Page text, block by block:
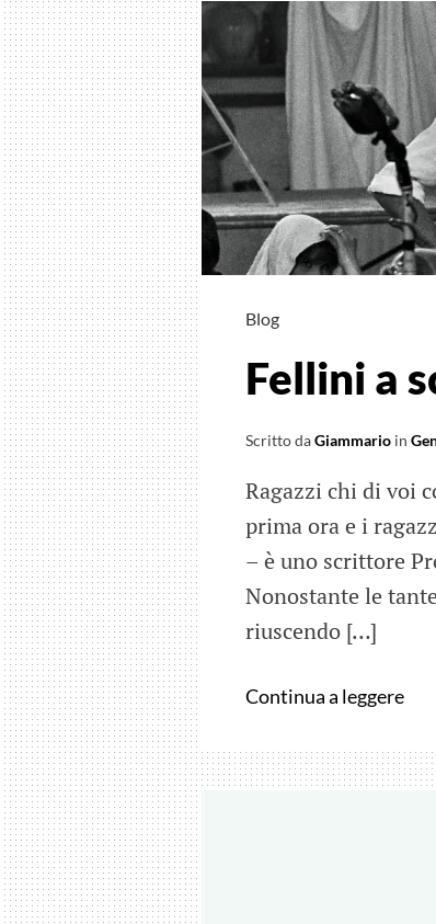
Blog
Fellini a
Scritto daGiammario in
Ragazzi chi di voi
prima ora e i
– è uno scrittore
Nonostante le
riuscendo […]
Continua a leggere
…